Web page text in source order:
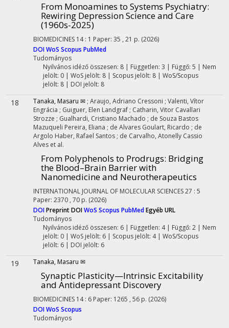
From Monoamines to Systems Psychiatry:
Rewiring Depression Science and Care
(1960s-2025)
BIOMEDICINES 14: 1 Paper: 35 , 21 p. (2026)
DOIWoS Scopus PubMed
Tudományos
Nyilvános idéző összesen: 8| Független: 3 | Függő: 5 | Nem
jelölt: 0 | WoS jelölt: 8 | Scopus jelölt: 8 | WoS/Scopus
jelölt: 8 | DOI jelölt: 8
18 Tanaka, Masaru ✉ ; Araujo, Adriano Cressoni ; Valenti, Vítor
Engrácia ; Guiguer, Elen Landgraf ; Catharin, Vitor Cavallari
Strozze ; Gualhardi, Cristiano Machado ; de Souza Bastos
Mazuqueli Pereira, Eliana ; de Alvares Goulart, Ricardo ; de
Argolo Haber, Rafael Santos ; de Carvalho, Atonelly Cassio
Alves et al.
From Polyphenols to Prodrugs: Bridging
the Blood–Brain Barrier with
Nanomedicine and Neurotherapeutics
INTERNATIONAL JOURNAL OF MOLECULAR SCIENCES27 : 5
Paper: 2370 , 70 p. (2026)
DOIPreprint DOIWoS Scopus PubMedEgyéb URL
Tudományos
Nyilvános idéző összesen: 6| Független: 4 | Függő: 2 | Nem
jelölt: 0 | WoS jelölt: 6 | Scopus jelölt: 4 | WoS/Scopus
jelölt: 6 | DOI jelölt: 6
19 Tanaka, Masaru ✉
Synaptic Plasticity—Intrinsic Excitability
and Antidepressant Discovery
BIOMEDICINES 14: 6 Paper: 1265 , 56 p. (2026)
DOIWoS Scopus
Tudományos